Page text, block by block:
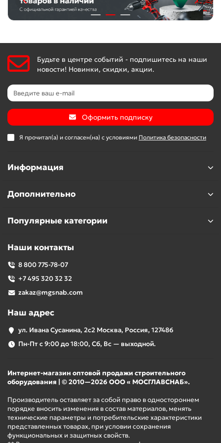
Будьте в центре событий - подпишитесь на наши
новости! Новинки, скидки, акции.
Оформить подписку
Я прочитал(а) и согласен(на) с условиями Политика безопасности
Информация
Дополнительно
Популярные категории
Наши контакты
8 800 775-78-07
+7 495 320 32 32
zakaz@mgsnab.com
Наш адрес
ул. Ивана Сусанина, 2с2 Москва, Россия, 127486
Пн-Пт с 9:00 до 18:00, Сб, Вс — выходной.
Интернет-магазин оптовой продажи строительного
оборудования | © 2010—2026 ООО « МОСГЛАВСНАБ».
Производитель оставляет за собой право в одностороннем
порядке вносить изменения в состав материалов, менять
технические параметры и потребительские характеристики
представленных товарах, при условии сохранения
функциональных и защитных свойств.